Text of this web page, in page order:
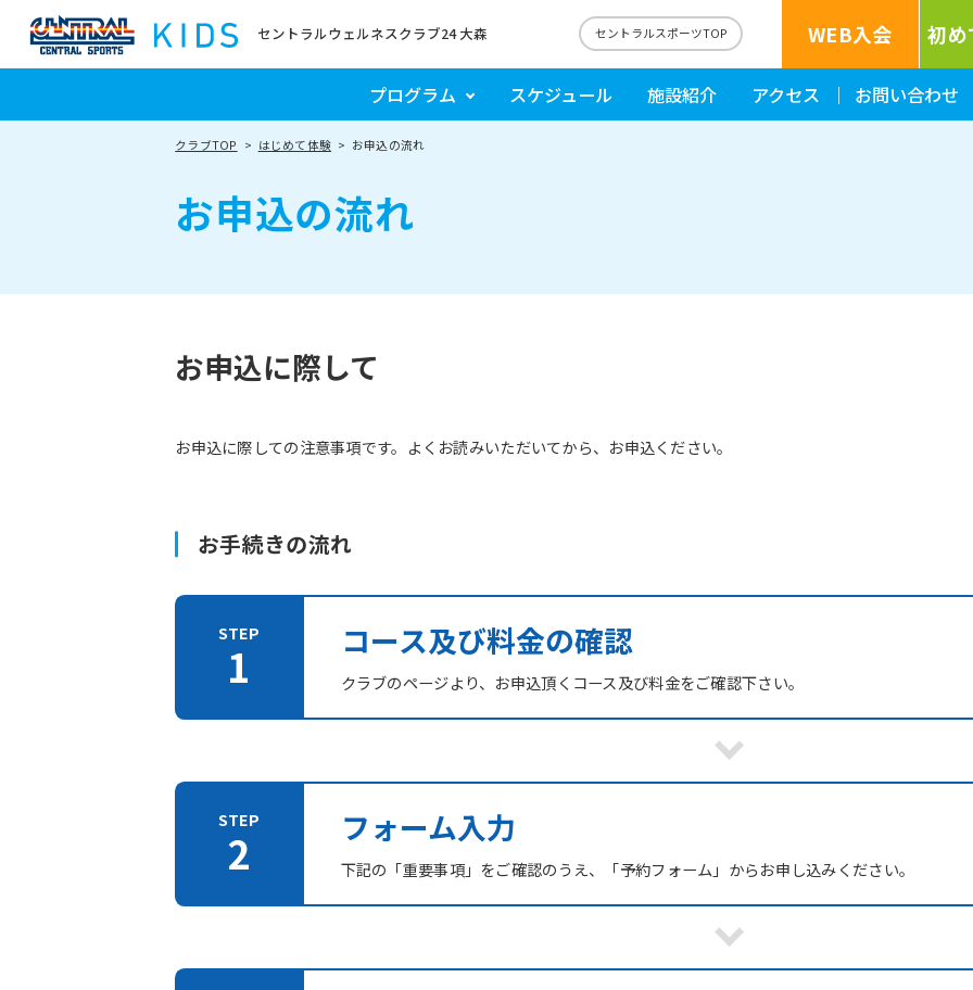
セントラルウェルネスクラブ24 大森 セントラルスポーツTOP WEB入会 初
プログラム スケジュール 施設紹介 アクセス お問い合わせ
クラブTOP はじめて体験 お申込の流れ
お申込の流れ
お申込に際して
お申込に際しての注意事項です。よくお読みいただいてから、お申込ください。
お手続きの流れ
コース及び料金の確認
クラブのページより、お申込頂くコース及び料金をご確認下さい。
フォーム入力
下記の「重要事項」をご確認のうえ、「予約フォーム」からお申し込みください。